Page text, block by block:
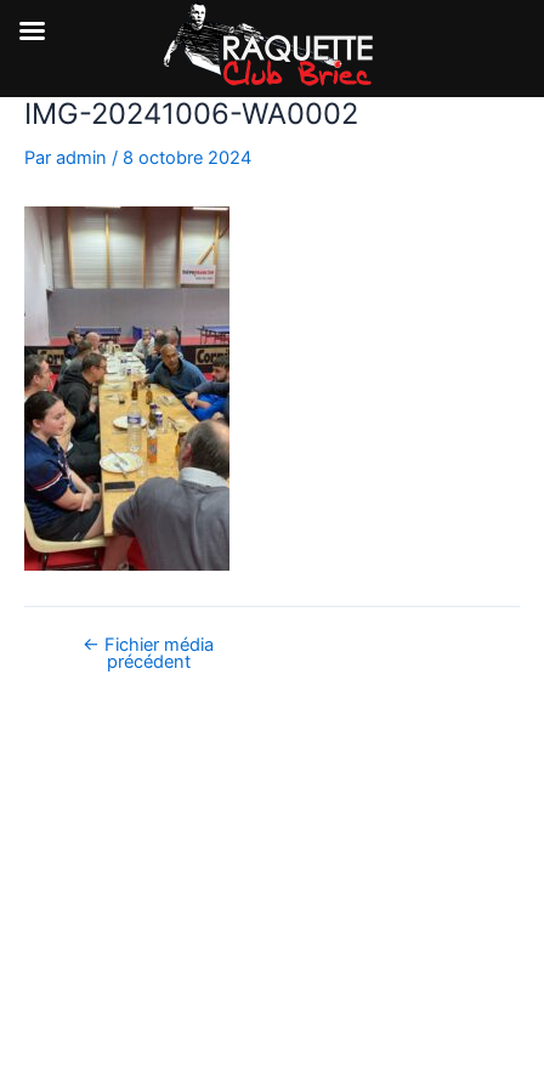
Aller
contenu
IMG-20241006-WA0002
Par admin / 8 octobre 2024
Navigation
← Fichier média
précédent